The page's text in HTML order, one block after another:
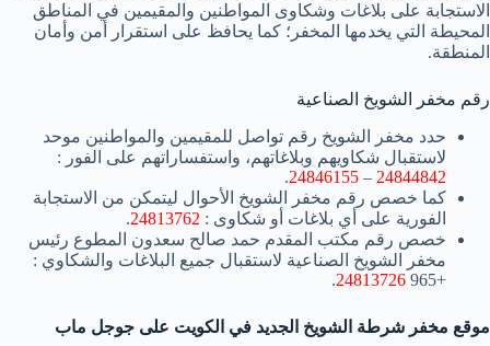
الاستجابة على بلاغات وشكاوى المواطنين والمقيمين في المناطق
المحيطة التي يخدمها المخفر؛ كما يحافظ على استقرار أمن وأمان
المنطقة.
رقم مخفر الشويخ الصناعية
حدد مخفر الشويخ رقم تواصل للمقيمين والمواطنين موحد
لاستقبال شكاويهم وبلاغاتهم، واستفساراتهم على الفور :
24844842
–
24846155
.
كما خصص رقم مخفر الشويخ الأحوال ليتمكن من الاستجابة
الفورية على أي بلاغات أو شكاوى : 24813762
.
خصص رقم مكتب المقدم حمد صالح سعدون المطوع رئيس
مخفر الشويخ الصناعية لاستقبال جميع البلاغات والشكاوي :
+965
24813726
.
موقع مخفر شرطة الشويخ الجديد في الكويت على جوجل ماب